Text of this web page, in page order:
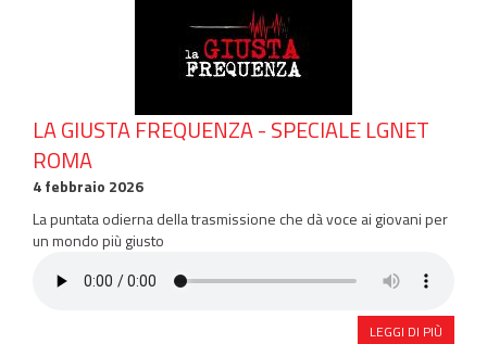
LA GIUSTA FREQUENZA - SPECIALE LGNET
ROMA
4 febbraio 2026
La puntata odierna della trasmissione che dà voce ai giovani per
un mondo più giusto
LEGGI DI PIÙ